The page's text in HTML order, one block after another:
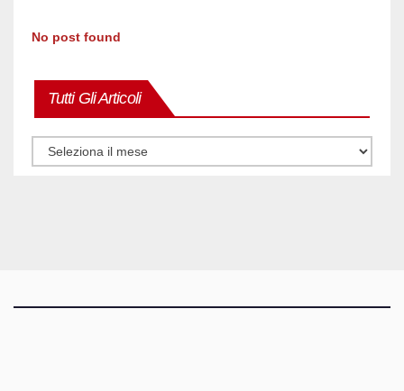
No post found
Tutti Gli Articoli
Tutti
articoli